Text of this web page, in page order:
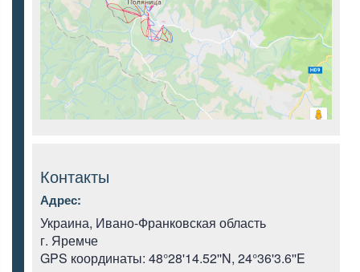
Контакты
Адрес:
Украина, Ивано-Франковская область
г. Яремче
GPS координаты: 48°28'14.52''N, 24°36'3.6''E